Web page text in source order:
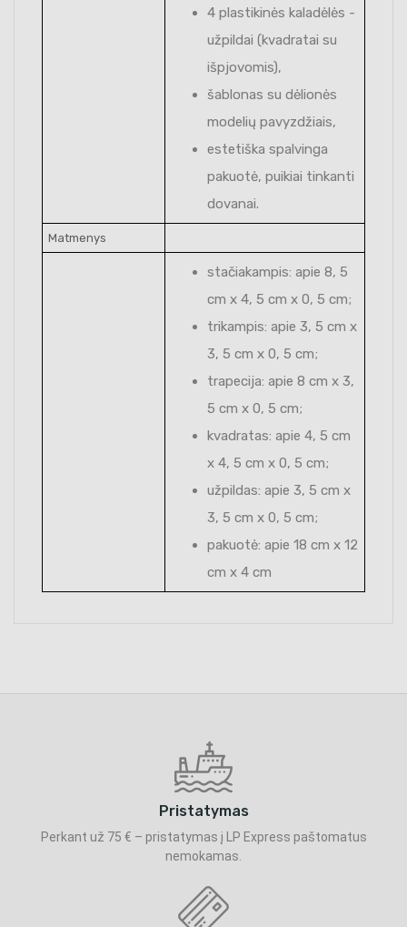
4 plastikinės kaladėlės -
užpildai (kvadratai su
išpjovomis),
šablonas su dėlionės
modelių pavyzdžiais,
estetiška spalvinga
pakuotė, puikiai tinkanti
dovanai.
Matmenys
stačiakampis: apie 8, 5
cm x 4, 5 cm x 0, 5 cm;
trikampis: apie 3, 5 cm x
3, 5 cm x 0, 5 cm;
trapecija: apie 8 cm x 3,
5 cm x 0, 5 cm;
kvadratas: apie 4, 5 cm
x 4, 5 cm x 0, 5 cm;
užpildas: apie 3, 5 cm x
3, 5 cm x 0, 5 cm;
pakuotė: apie 18 cm x 12
cm x 4 cm
Pristatymas
Perkant už 75 € – pristatymas į LP Express paštomatus
nemokamas.